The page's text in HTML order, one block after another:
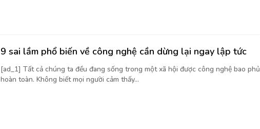
9 sai lầm phổ biến về công nghệ cần dừng lại ngay lập tức
[ad_1] Tất cả chúng ta đều đang sống trong một xã hội được công nghệ bao phủ
hoàn toàn. Không biết mọi người cảm thấy...